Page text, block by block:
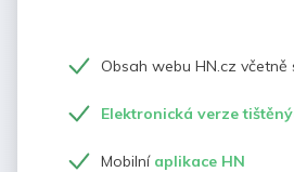
Obsah webu HN.cz
Elektronická verze
Mobilní aplikace HN